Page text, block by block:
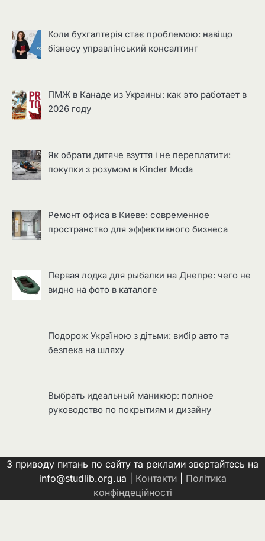
Коли бухгалтерія стає проблемою: навіщо
бізнесу управлінський консалтинг
ПМЖ в Канаде из Украины: как это работает в
2026 году
Як обрати дитяче взуття і не переплатити:
покупки з розумом в Kinder Moda
Ремонт офиса в Киеве: современное
пространство для эффективного бизнеса
Первая лодка для рыбалки на Днепре: чего не
видно на фото в каталоге
Подорож Україною з дітьми: вибір авто та
безпека на шляху
Выбрать идеальный маникюр: полное
руководство по покрытиям и дизайну
З приводу питань по сайту та реклами звертайтесь на
info@studlib.org.ua | Контакти| Політика
конфіндеційності